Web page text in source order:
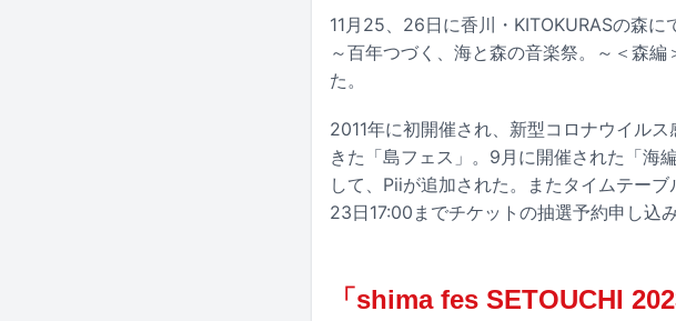
11月25、26日に香川・KITOKURASの森
～百年つづく、海と森の音楽祭。～＜森
た。
2011年に初開催され、新型コロナウイル
きた「島フェス」。9月に開催された「海
して、Piiが追加された。またタイムテー
23日17:00までチケットの抽選予約申し込
「shima fes SETOUCHI